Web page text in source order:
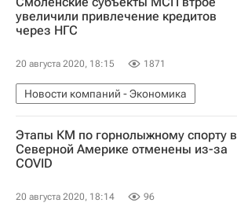
Андрей Кириленко Эдуард Сандлер
увеличили привлечение кредитов
через НГС
20 августа 2020, 18:15 1871
Новости компаний - Экономика
Смоленская область
МСП Банк
Корпорация МСП
Этапы КМ по горнолыжному спорту в
Северной Америке отменены из-за
COVID
20 августа 2020, 18:14 96